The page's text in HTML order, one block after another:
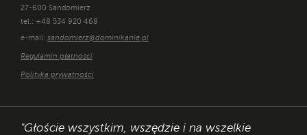
27-600 Sandomierz
tel.: +48 534 920 468
e-mail: sandomierz@dominikanie.pl
Regulamin płatności
Polityka prywatności
"Głoście wszystkim, wszędzie i na wszelkie